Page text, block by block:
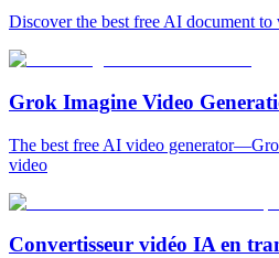
Discover the best free AI document to
Grok Imagine Video
The best free AI video
video
Convertisseur vidéo IA en